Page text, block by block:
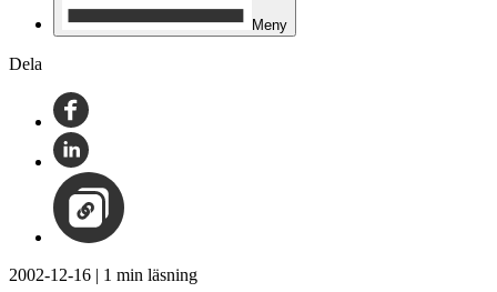
Meny
Dela
2002-12-16 | 1 min läsning